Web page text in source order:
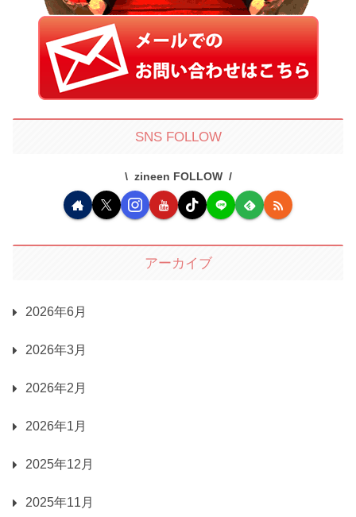
SNS FOLLOW
zineen FOLLOW
アーカイブ
2026年6月
2026年3月
2026年2月
2026年1月
2025年12月
2025年11月